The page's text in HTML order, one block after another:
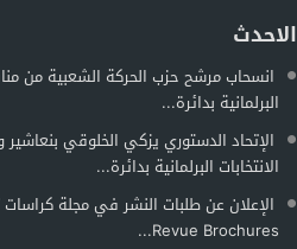
الاحدث
انسحاب مرشح حزب الحركة الشعبية من
البرلمانية بدائرة...
الإتحاد الدستوري يزكي الخلوقي بنعاشير
الانتخابات البرلمانية بدائرة...
الإعلان عن طلبات النشر في مجلة كراسات
Revue Brochures...